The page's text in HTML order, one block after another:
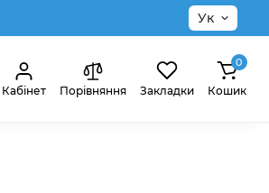
Ук
Кабінет Порівняння Закладки
0
Кошик